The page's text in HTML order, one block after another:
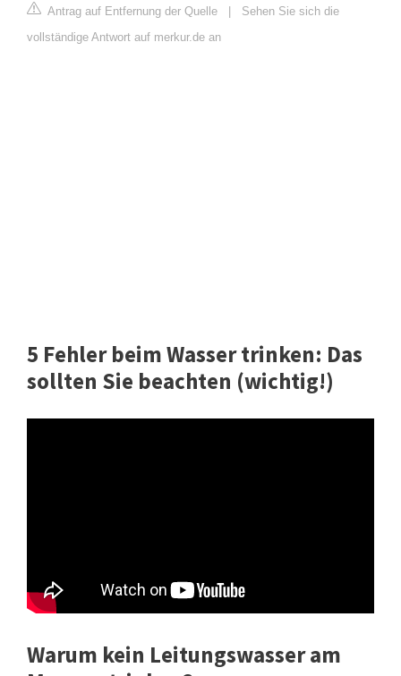
Antrag auf Entfernung der Quelle
Sehen Sie sich die
vollständige Antwort auf merkur.de an
5 Fehler beim Wasser trinken: Das
sollten Sie beachten (wichtig!)
Warum kein Leitungswasser am